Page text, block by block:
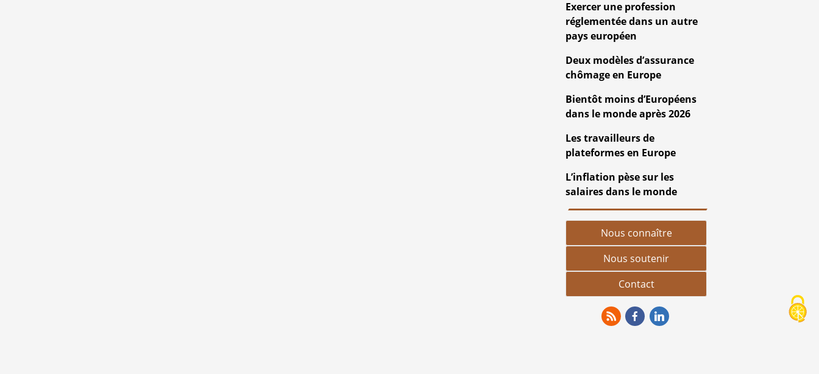
Exercer une profession
réglementée dans un autre
pays européen
Deux modèles d’assurance
chômage en Europe
Bientôt moins d’Européens
dans le monde après 2026
Les travailleurs de
plateformes en Europe
L’inflation pèse sur les
salaires dans le monde
Nous connaître
Nous soutenir
Contact